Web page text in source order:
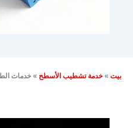
بيت»خدمة تشطيب الأسطح»خدمات الطلاء